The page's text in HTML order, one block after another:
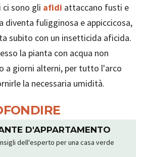
ci sono gli afidi attaccano fusti e
diventa fuligginosa e appiccicosa,
subito con un insetticida aficida.
la pianta con acqua non
a giorni alterni, per tutto l'arco
la necessaria umidità.
D'APPARTAMENTO
dell'esperto per una casa verde